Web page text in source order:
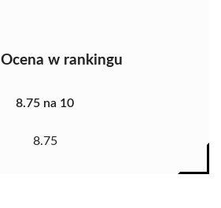
Ocena w rankingu
8.75 na 10
8.75